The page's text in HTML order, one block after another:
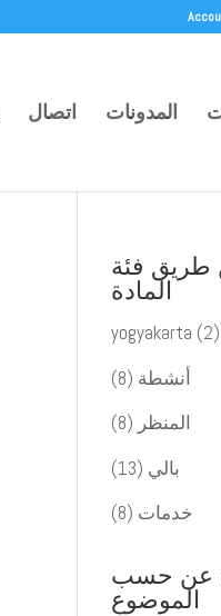
اتصال المدونات
طريق فئة
المادة
yogyakarta (2)
أنشطة (8)
المنظر (8)
بالي (13)
خدمات (8)
عن حسب
الموضوع